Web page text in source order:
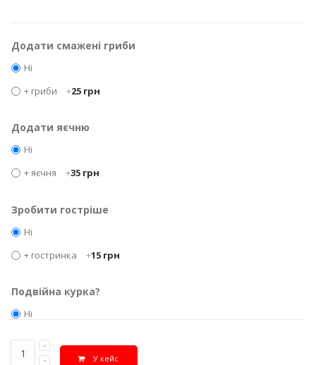
Додати смажені гриби
Ні
+ гриби
+25 грн
Додати яєчню
Ні
+ яєчня
+35 грн
Зробити гостріше
Ні
+ гостринка
+15 грн
Подвійна курка?
Ні
Так
У кейс